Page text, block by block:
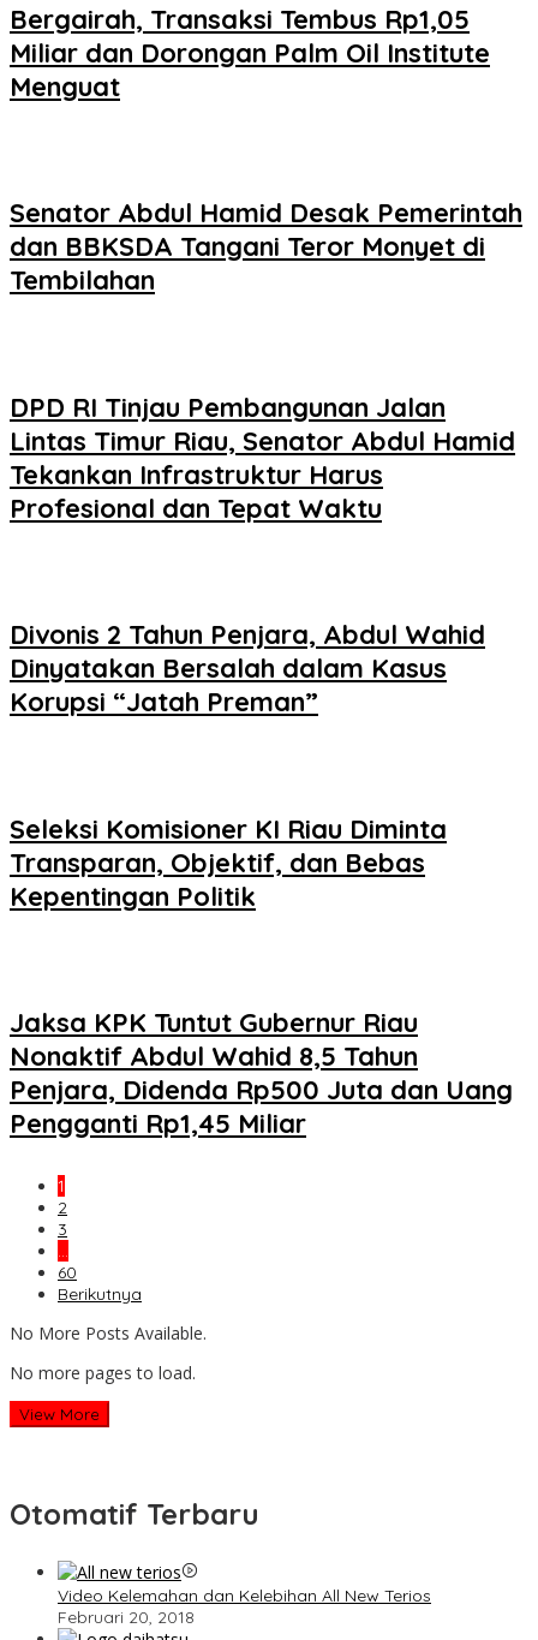
Bergairah, Transaksi Tembus Rp1,05
Miliar dan Dorongan Palm Oil Institute
Menguat
Senator Abdul Hamid Desak Pemerintah
dan BBKSDA Tangani Teror Monyet di
Tembilahan
DPD RI Tinjau Pembangunan Jalan
Lintas Timur Riau, Senator Abdul Hamid
Tekankan Infrastruktur Harus
Profesional dan Tepat Waktu
Divonis 2 Tahun Penjara, Abdul Wahid
Dinyatakan Bersalah dalam Kasus
Korupsi “Jatah Preman”
Seleksi Komisioner KI Riau Diminta
Transparan, Objektif, dan Bebas
Kepentingan Politik
Jaksa KPK Tuntut Gubernur Riau
Nonaktif Abdul Wahid 8,5 Tahun
Penjara, Didenda Rp500 Juta dan Uang
Pengganti Rp1,45 Miliar
1
2
3
…
60
Berikutnya
No More Posts Available.
No more pages to load.
View More
Otomatif Terbaru
Video Kelemahan dan Kelebihan All New Terios
Februari 20, 2018